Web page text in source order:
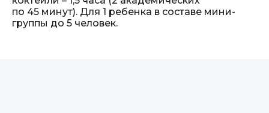
по 45 минут). Для 1 ребенка в составе мини-
группы до 5 человек.